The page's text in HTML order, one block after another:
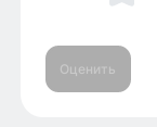
Оценить